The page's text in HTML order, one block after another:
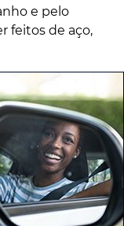
e pelo
feitos de aço,